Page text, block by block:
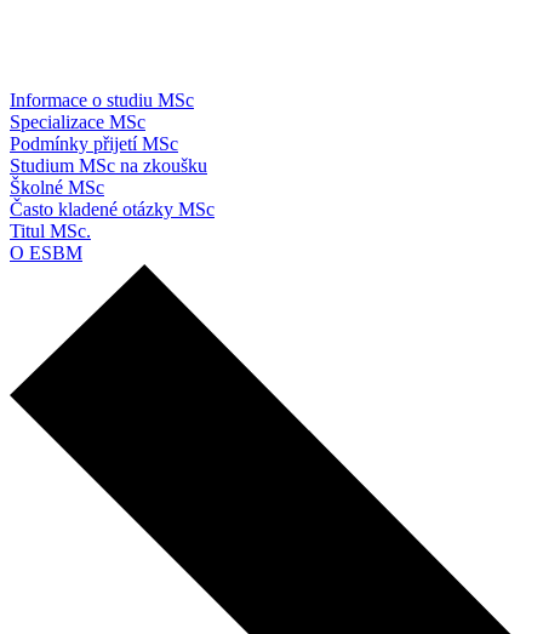
Informace o studiu MSc
Specializace MSc
Podmínky přijetí MSc
Studium MSc na zkoušku
Školné MSc
Často kladené otázky MSc
Titul MSc.
O ESBM